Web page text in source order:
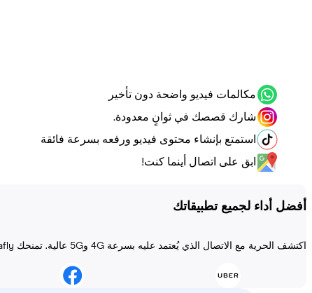
مكالمات فيديو واضحة دون تأخير
شارك قصصك في ثوانٍ معدودة.
استمتع بإنشاء محتوى فيديو ورفعه بسرعة فائقة
ابق على اتصال أينما كنت!
أفضل أداء لجميع تطبيقاتك
اكتشف الحرية مع الاتصال الذي يُعتمد عليه بسرعة 4G و5G عالية. تمنحك Holafly الاتصال دائمًا مهما كانت المغامرة!